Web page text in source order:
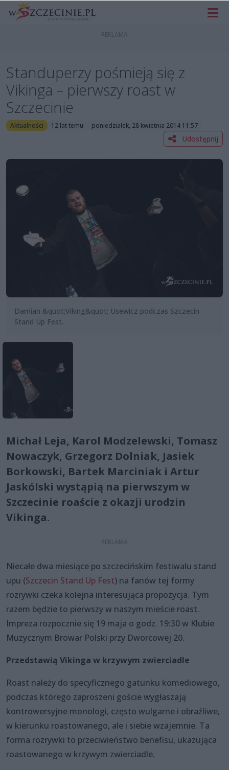
Standuperzy pośmieją się z
Vikinga – pierwszy roast w
Szczecinie
Aktualności 12 lat temu poniedziałek, 28 kwietnia 2014 11:57
Udostępnij
Damian &quot;Viking&quot; Usewicz podczas Szczecin
Stand Up Fest.
Michał Leja, Karol Modzelewski, Tomasz
Nowaczyk, Grzegorz Dolniak, Jasiek
Borkowski, Bartek Marciniak i Artur
Jaskólski wystąpią na pierwszym w
Szczecinie roaście z okazji urodzin
Vikinga.
Niecałe dwa miesiące po szczecińskim festiwalu stand
upu (Szczecin Stand Up Fest) na fanów tej formy
rozrywki czeka kolejna interesująca propozycja. Tym
razem będzie to pierwszy w naszym mieście roast.
Impreza rozpocznie się 19 maja o godz. 19:30 w Klubie
Muzycznym Browar Polski przy Dworcowej 20.
Przedstawią Vikinga w krzywym zwierciadle
Roast należy do specyficznego gatunku komediowego,
podczas którego zaproszeni goście wygłaszają
kontrowersyjne monologi, często wulgarne i obraźliwe,
w kierunku roastowanego, ale i siebie wzajemnie. Ta
forma rozrywki to przeciwieństwo benefisu, ukazująca
roastowanego w krzywym zwierciadle.